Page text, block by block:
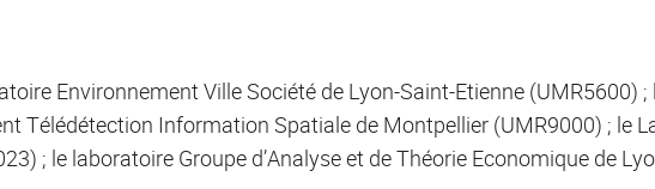
Environnement Ville Société de Lyon-Saint-Etienne (UMR5600) ;
Télédétection Information Spatiale de Montpellier (UMR9000) ; le
; le laboratoire Groupe d’Analyse et de Théorie Economique de